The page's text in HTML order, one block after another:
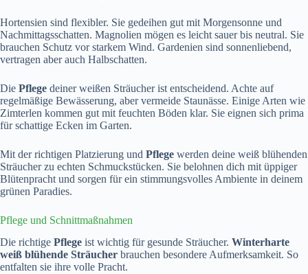
Hortensien sind flexibler. Sie gedeihen gut mit Morgensonne und
Nachmittagsschatten. Magnolien mögen es leicht sauer bis neutral. Sie
brauchen Schutz vor starkem Wind. Gardenien sind sonnenliebend,
vertragen aber auch Halbschatten.
Die Pflege deiner weißen Sträucher ist entscheidend. Achte auf
regelmäßige Bewässerung, aber vermeide Staunässe. Einige Arten wie
Zimterlen kommen gut mit feuchten Böden klar. Sie eignen sich prima
für schattige Ecken im Garten.
Mit der richtigen Platzierung und Pflege werden deine weiß blühenden
Sträucher zu echten Schmuckstücken. Sie belohnen dich mit üppiger
Blütenpracht und sorgen für ein stimmungsvolles Ambiente in deinem
grünen Paradies.
Pflege und Schnittmaßnahmen
Die richtige Pflege ist wichtig für gesunde Sträucher. Winterharte
weiß blühende Sträucher brauchen besondere Aufmerksamkeit. So
entfalten sie ihre volle Pracht.